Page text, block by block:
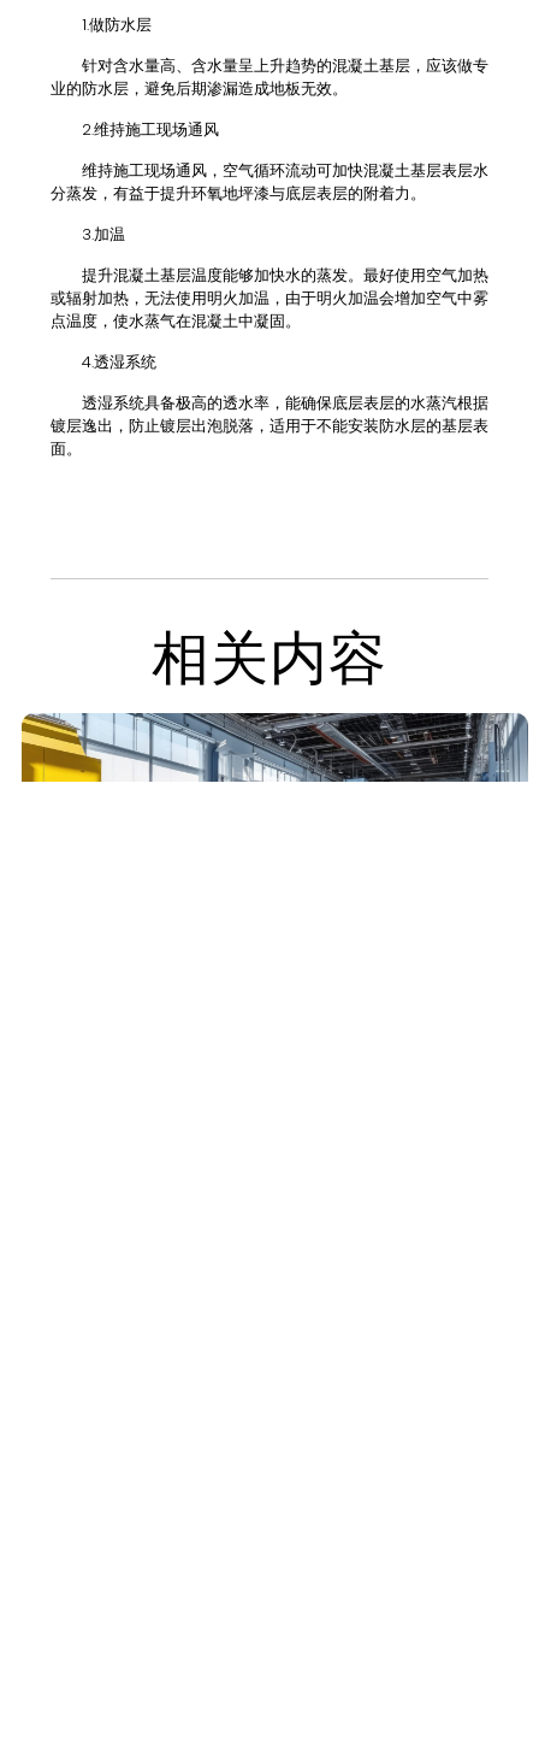
1.做防水层
针对含水量高、含水量呈上升趋势的混凝土基层，应该做专
业的防水层，避免后期渗漏造成地板无效。
2.维持施工现场通风
维持施工现场通风，空气循环流动可加快混凝土基层表层水
分蒸发，有益于提升环氧地坪漆与底层表层的附着力。
3.加温
提升混凝土基层温度能够加快水的蒸发。最好使用空气加热
或辐射加热，无法使用明火加温，由于明火加温会增加空气中雾
点温度，使水蒸气在混凝土中凝固。
4.透湿系统
透湿系统具备极高的透水率，能确保底层表层的水蒸汽根据
镀层逸出，防止镀层出泡脱落，适用于不能安装防水层的基层表
面。
相关内容